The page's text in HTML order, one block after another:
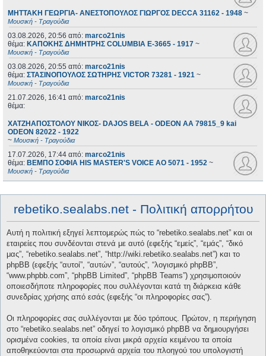
ΜΗΤΤΑΚΗ ΓΕΩΡΓΙΑ- ΑΝΕΣΤΟΠΟΥΛΟΣ ΓΙΩΡΓΟΣ DECCA 31162 - 1948 ~
Μουσική - Τραγούδια
03.08.2026, 20:56 από: marco21nis
θέμα: ΚΑΠΟΚΗΣ ΔΗΜΗΤΡΗΣ COLUMBIA E-3665 - 1917 ~
Μουσική - Τραγούδια
03.08.2026, 20:55 από: marco21nis
θέμα: ΣΤΑΣΙΝΟΠΟΥΛΟΣ ΣΩΤΗΡΗΣ VICTOR 73281 - 1921 ~
Μουσική - Τραγούδια
21.07.2026, 16:41 από: marco21nis
θέμα:
ΧΑΤΖΗΑΠΟΣΤΟΛΟΥ ΝΙΚΟΣ- DAJOS BELA - ODEON AA 79815_9 kai
ODEON 82022 - 1922
~ Μουσική - Τραγούδια
17.07.2026, 17:44 από: marco21nis
θέμα: ΒΕΜΠΟ ΣΟΦΙΑ HIS MASTER'S VOICE AO 5071 - 1952 ~
Μουσική - Τραγούδια
rebetiko.sealabs.net - Πολιτική απορρήτου
Αυτή η πολιτική εξηγεί λεπτομερώς πώς το “rebetiko.sealabs.net” και οι
εταιρείες που συνδέονται στενά με αυτό (εφεξής “εμείς”, “εμάς”, “δικό
μας”, “rebetiko.sealabs.net”, “http://wiki.rebetiko.sealabs.net”) και το
phpBB (εφεξής “αυτοί”, “αυτών”, “αυτούς”, “λογισμικό phpBB”,
“www.phpbb.com”, “phpBB Limited”, “phpBB Teams”) χρησιμοποιούν
οποιεσδήποτε πληροφορίες που συλλέγονται κατά τη διάρκεια κάθε
συνεδρίας χρήσης από εσάς (εφεξής “οι πληροφορίες σας”).
Οι πληροφορίες σας συλλέγονται με δύο τρόπους. Πρώτον, η περιήγηση
στο “rebetiko.sealabs.net” οδηγεί το λογισμικό phpBB να δημιουργήσει
ορισμένα cookies, τα οποία είναι μικρά αρχεία κειμένου τα οποία
αποθηκεύονται στα προσωρινά αρχεία του πλοηγού του υπολογιστή